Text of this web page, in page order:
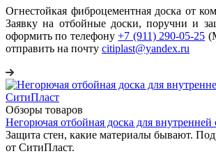
Огнестойкая фиброцементная доска от
Заявку на отбойные доски, поручни и
оформить по телефону+7 (911) 290-05-25
отправить на почту citiplast@yandex.ru
Обзоры товаров
Негорючая отбойная доска для внутренней
Защита стен, какие материалы бывают.
от СитиПласт.